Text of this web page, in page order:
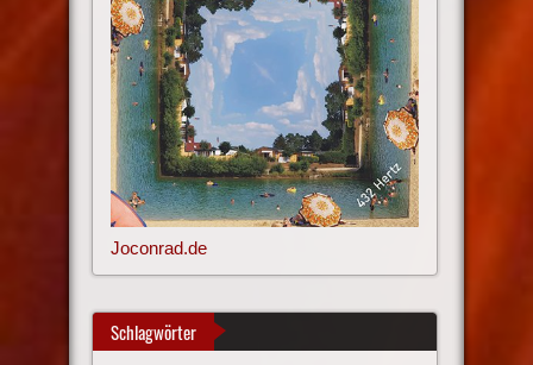
Joconrad.de
Schlagwörter